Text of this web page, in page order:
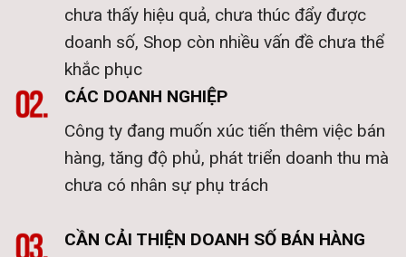
chưa thấy hiệu quả, chưa thúc đẩy được
doanh số, Shop còn nhiều vấn đề chưa thể
khắc phục
CÁC DOANH NGHIỆP
Công ty đang muốn xúc tiến thêm việc bán
hàng, tăng độ phủ, phát triển doanh thu mà
chưa có nhân sự phụ trách
CẦN CẢI THIỆN DOANH SỐ BÁN HÀNG